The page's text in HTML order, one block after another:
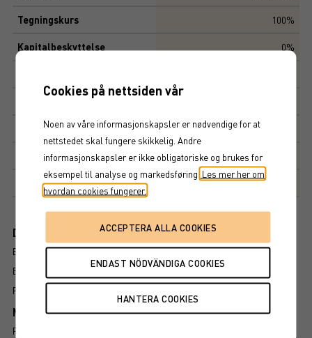
Tegningskurs 100%
Kapitalbeskyttelse 0%
Kupong
Kupongdetaljer
Markedsplass NASDAQ STOCKHOLM AB
Dokument
BROSJYRE
ENDELIGE VILKÅR
FAKTABLAD
Mer information om produkten
RISIKO
Cookies på nettsiden vår
Noen av våre informasjonskapsler er nødvendige for at
nettstedet skal fungere skikkelig. Andre
informasjonskapsler er ikke obligatoriske og brukes for
eksempel til analyse og markedsføring. Les mer her om
hvordan cookies fungerer.